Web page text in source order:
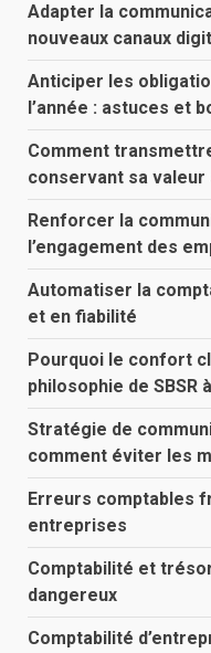
Adapter la
nouveaux canaux
Anticiper les
l’année : astuces et
Comment
conservant sa
Renforcer la
l’engagement des
Automatiser la
et en fiabilité
Pourquoi le confort
philosophie de SBSR
Stratégie de
comment éviter les
Erreurs comptables
entreprises
Comptabilité et
dangereux
Comptabilité